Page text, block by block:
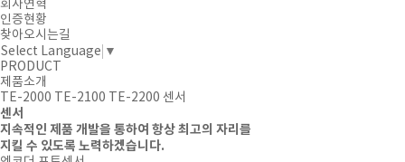
회사연혁
인증현황
찾아오시는길
Select Language ▼
PRODUCT
제품소개
TE-2000
TE-2100 TE-2200 센서
센서
지속적인 제품 개발을 통하여 항상 최고의 자리를
지킬 수 있도록 노력하겠습니다.